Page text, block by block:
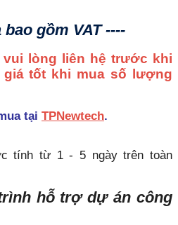
gồm VAT ----
vui lòng liên hệ trước khi
giá tốt khi mua số lượng
tại TPNewtech.
tính từ 1 - 5 ngày trên toàn
hỗ trợ dự án công